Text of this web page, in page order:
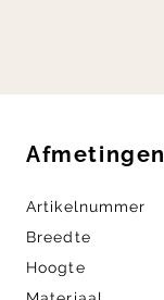
Afmetingen
Artikelnummer
Breedte
Hoogte